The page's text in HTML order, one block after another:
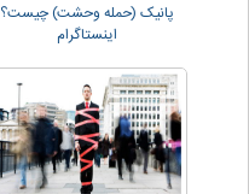
پانیک (حمله وحشت) چیست؟
اینستاگرام